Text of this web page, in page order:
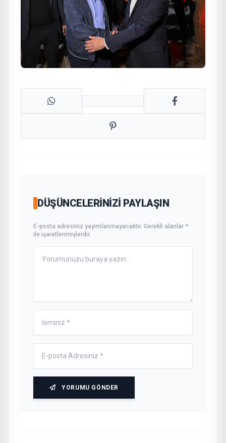
DÜŞÜNCELERINIZI PAYLAŞIN
E-posta adresiniz yayımlanmayacaktır. Gerekli alanlar *
ile işaretlenmişlerdir.
YORUMU GÖNDER